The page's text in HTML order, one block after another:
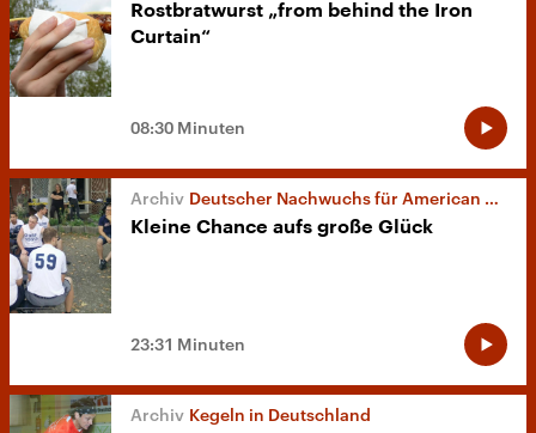
Rostbratwurst „from behind the Iron
Curtain“
08:30 Minuten
Deutscher Nachwuchs für American Football
Kleine Chance aufs große Glück
23:31 Minuten
Kegeln in Deutschland